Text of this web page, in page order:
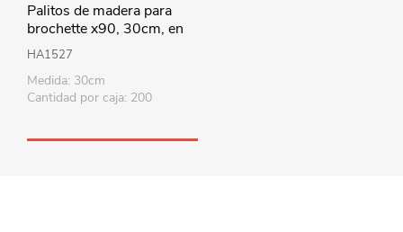
Palitos de madera para
brochette x90, 30cm, en
bolsa
HA1527
Medida: 30cm
Cantidad por caja: 200